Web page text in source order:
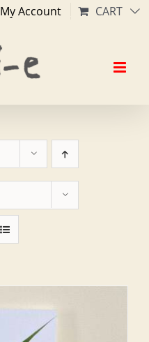
My Account CART